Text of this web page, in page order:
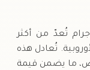
سبيكة الذهب بعيار ٢١ (٠.٨٧٥) وزنها ٢٥ جرام تُعدّ من أكثر
تُعادل هذه
الخالص، ما يضمن قيمة